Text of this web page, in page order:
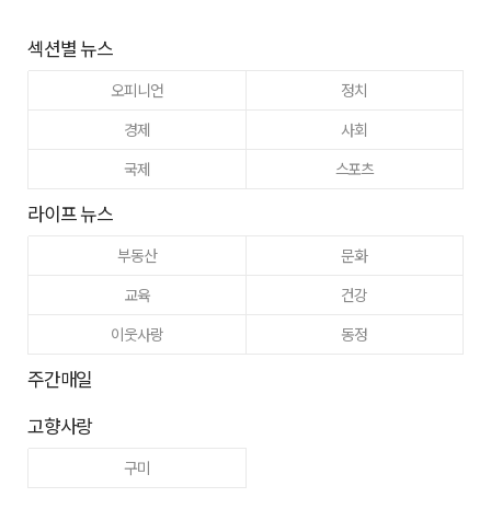
섹션별 뉴스
오피니언
정치
경제
사회
국제
스포츠
라이프 뉴스
부동산
문화
교육
건강
이웃사랑
동정
주간매일
고향사랑
구미